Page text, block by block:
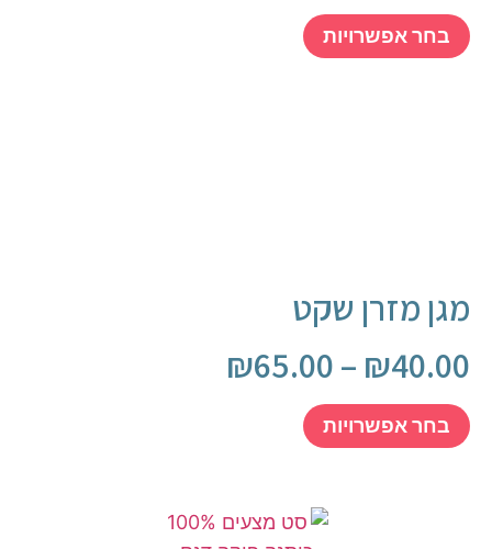
בחר אפשרויות
מגן מזרן שקט
₪40.00
–
₪65.00
בחר אפשרויות